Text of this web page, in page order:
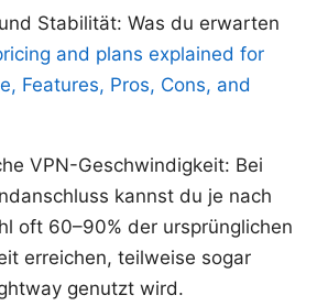
Stabilität: Was du erwarten
and plans explained for
Features, Pros, Cons, and
VPN-Geschwindigkeit: Bei
kannst du je nach
oft 60–90% der ursprünglichen
erreichen, teilweise sogar
genutzt wird.